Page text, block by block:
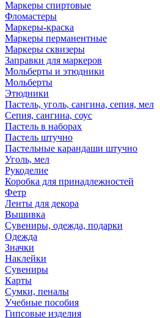
Маркеры спиртовые
Фломастеры
Маркеры-краска
Маркеры перманентные
Маркеры сквизеры
Заправки для маркеров
Мольберты и этюдники
Мольберты
Этюдники
Пастель, уголь, сангина, сепия, мел
Сепия, сангина, соус
Пастель в наборах
Пастель штучно
Пастельные карандаши штучно
Уголь, мел
Рукоделие
Коробка для принадлежностей
Фетр
Ленты для декора
Вышивка
Сувениры, одежда, подарки
Одежда
Значки
Наклейки
Сувениры
Карты
Сумки, пеналы
Учебные пособия
Гипсовые изделия